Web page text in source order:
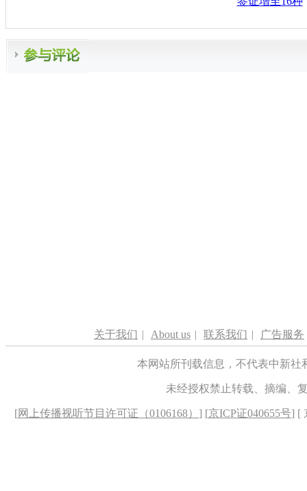
关于我们 | About us | 联系我们 | 广告服务
本网站所刊载信息，不代表中新
未经授权禁止转载、摘编、
[网上传播视听节目许可证（0106168） ] [京ICP证040655号] [